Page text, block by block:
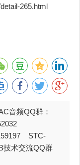
265.html
音频QQ群：
STC-
术交流QQ群